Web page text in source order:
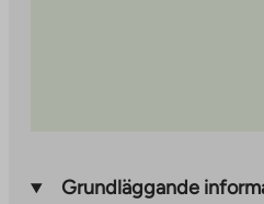
Grundläggande